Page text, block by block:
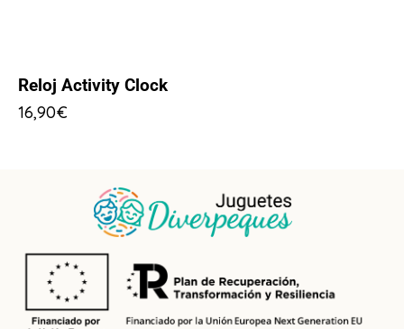
Reloj Activity Clock
16,90€